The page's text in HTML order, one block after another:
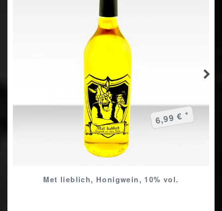
Met lieblich, Honigwein, 10% vol.
6,99 € *